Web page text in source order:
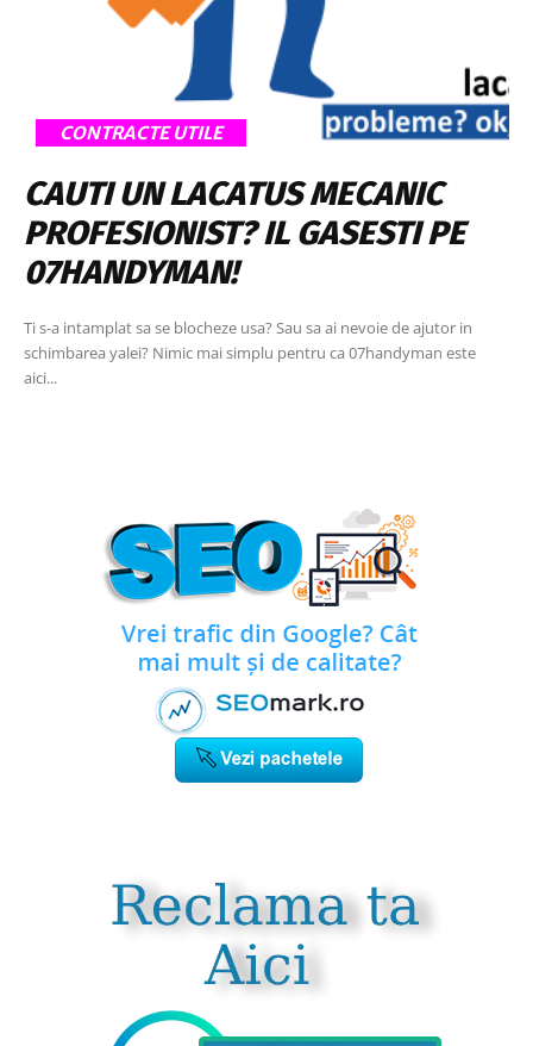
CONTRACTE UTILE
CAUTI UN LACATUS MECANIC
PROFESIONIST? IL GASESTI PE
07HANDYMAN!
Ti s-a intamplat sa se blocheze usa? Sau sa ai nevoie de ajutor in
schimbarea yalei? Nimic mai simplu pentru ca 07handyman este
aici...